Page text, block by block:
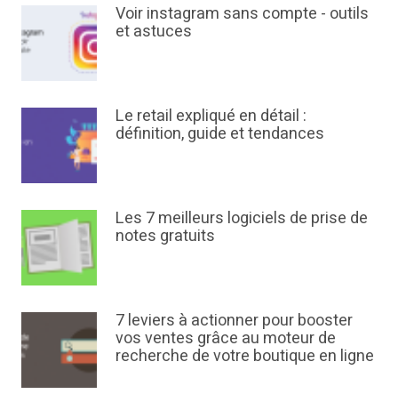
Voir instagram sans compte - outils
et astuces
Le retail expliqué en détail :
définition, guide et tendances
Les 7 meilleurs logiciels de prise de
notes gratuits
7 leviers à actionner pour booster
vos ventes grâce au moteur de
recherche de votre boutique en ligne